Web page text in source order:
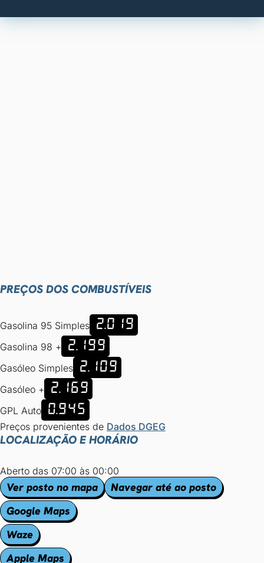
PREÇOS DOS COMBUSTÍVEIS
Gasolina 95 Simples 2.019
Gasolina 98 + 2.199
Gasóleo Simples 2.109
Gasóleo + 2.169
GPL Auto 0.945
Preços provenientes de Dados DGEG
LOCALIZAÇÃO E HORÁRIO
Aberto das 07:00 às 00:00
Ver posto no mapa
Navegar até ao posto
Google Maps
Waze
Apple Maps